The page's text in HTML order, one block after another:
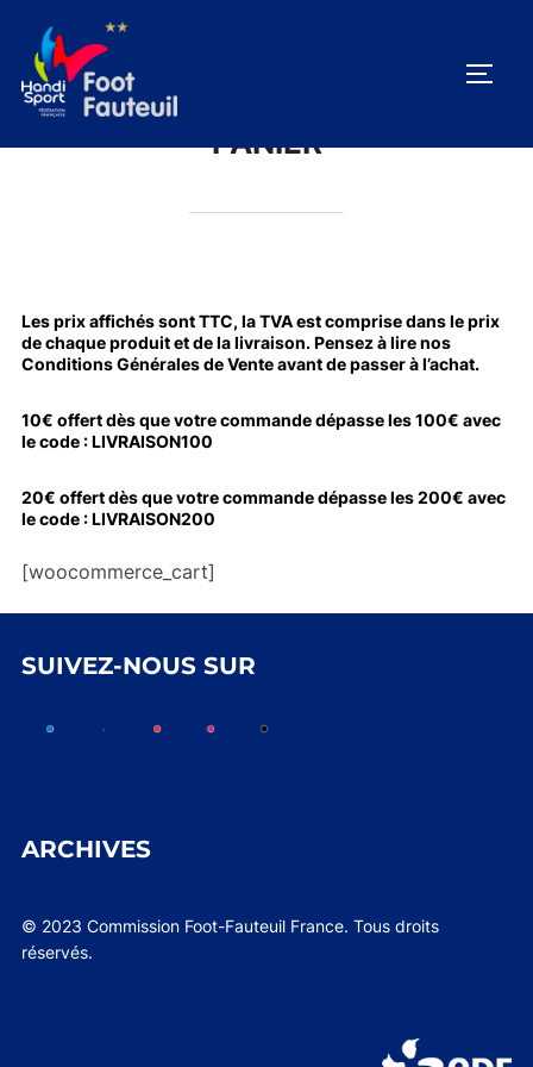
contenu
PANIER
Les prix affichés sont TTC, la TVA est comprise dans le prix
de chaque produit et de la livraison. Pensez à lire nos
Conditions Générales de Venteavant de passer à l’achat.
10€ offert dès que votre commande dépasse les 100€ avec
le code : LIVRAISON100
20€ offert dès que votre commande dépasse les 200€ avec
le code : LIVRAISON200
[woocommerce_cart]
SUIVEZ-NOUS SUR
ARCHIVES
© 2023 Commission Foot-Fauteuil France. Tous droits
réservés.